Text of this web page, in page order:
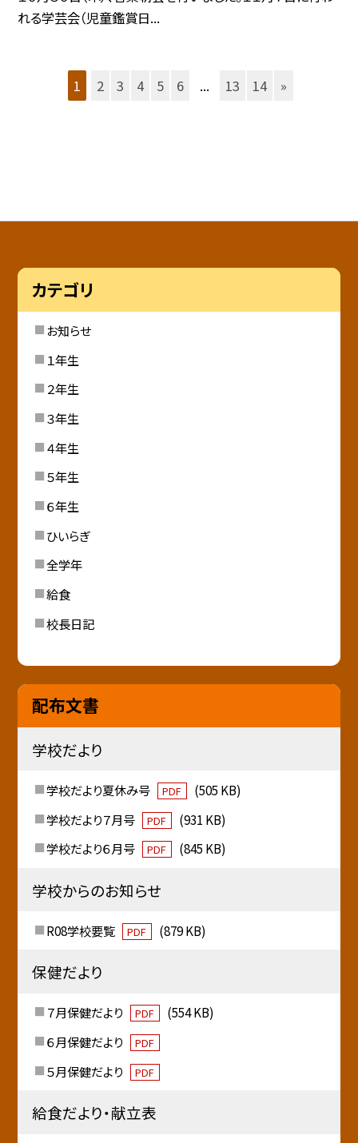
れる学芸会（児童鑑賞日...
1 2 3 4 5 6 ... 13 14 »
カテゴリ
お知らせ
１年生
２年生
３年生
４年生
５年生
６年生
ひいらぎ
全学年
給食
校長日記
配布文書
学校だより
学校だより夏休み号 PDF
(505 KB)
学校だより７月号
PDF
(931 KB)
学校だより６月号
PDF (845 KB)
学校からのお知らせ
R08学校要覧 PDF (879 KB)
保健だより
７月保健だより PDF
(554 KB)
６月保健だより
PDF
５月保健だより PDF
給食だより・献立表